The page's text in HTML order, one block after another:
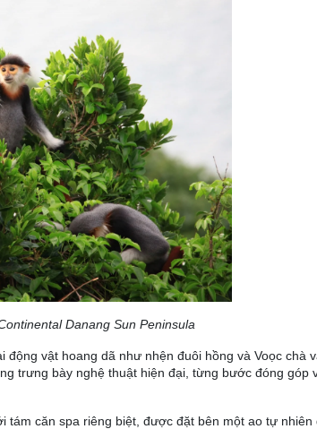
Danang Sun Peninsula
vật hoang dã như nhện đuôi hồng và Voọc chà
trưng bày nghệ thuật hiện đại, từng bước đóng góp
căn spa riêng biệt, được đặt bên một ao tự nhiên